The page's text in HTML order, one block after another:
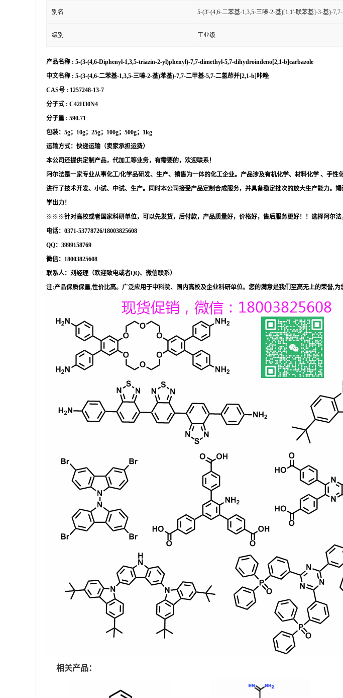
别名 5-(3'-(4,6-二苯基-1,3,5-三嗪-2-基)[1,1'-联苯基]-3-基)-
级别 工业级
产品名称 : 5-(3-(4,6-Diphenyl-1,3,5-triazin-2-yl)phenyl)-7,7-dimethyl-5,7-dihydroindeno[2,1-b]carbazole
中文名称 : 5-(3-(4,6-二苯基-1,3,5-三嗪-2-基)苯基)-7,7-二甲基-5,7-二氢茚并[2,1-b]咔唑
CAS号 : 1257248-13-7
分子式 : C42H30N4
分子量 : 590.71
包装： 5g；10g；25g；100g；500g；1kg
运输方式：快递运输（卖家承担运费）
本公司还提供定制产品，代加工等业务，有需要的，欢迎联系！
阿尔法是一家专业从事化工/化学品研发、生产、销售为一体的化工企业。产品涉及有机化学、材料化学 、手
进行了技术开发、小试、中试、生产。同时本公司接受产品定制合成服务，并具备稳定批次的放大生产能力
学出力！
※※※针对高校或者国家科研单位，可以先发货，后付款，产品质量好，价格好，售后服务更好！！选择阿尔法
电话： 0371-53778726/18003825608
QQ：3999158769
微信： 18003825608
联系人：刘经理（欢迎致电或者QQ、微信联系）
注:产品保质保量,性价比高。广泛应用于中科院、国内高校及企业科研单位。您的满意是我们至高无上的荣誉,
相关产品：